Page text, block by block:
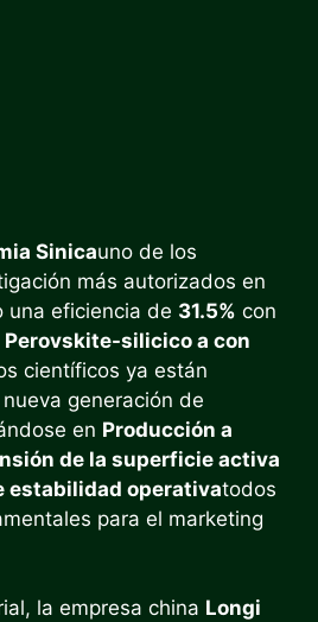
Sinicauno de los
más autorizados en
una eficiencia de 31.5% con
Perovskite-silicico a con
científicos ya están
generación de
en Producción a
de la superficie activa
estabilidad operativatodos
para el marketing
la empresa china Longi